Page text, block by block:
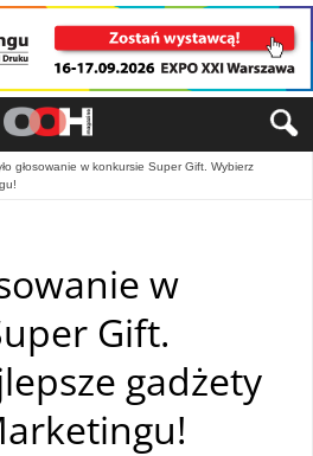
głosowanie w konkursie Super Gift. Wybierz
w
Gift.
gadżety